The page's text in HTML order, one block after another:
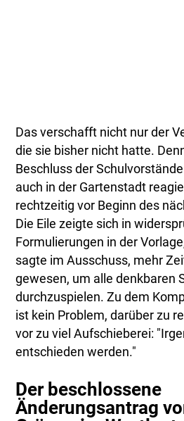
Das verschafft nicht nur der
die sie bisher nicht hatte.
Beschluss der
auch in der Gartenstadt
rechtzeitig vor Beginn des
Die Eile zeigte sich in
Formulierungen in der
sagte im Ausschuss, mehr
gewesen, um alle denkbaren
durchzuspielen. Zu dem
ist kein Problem, darüber zu
vor zu viel Aufschieberei:
entschieden werden."
Der beschlossene
Änderungsantrag